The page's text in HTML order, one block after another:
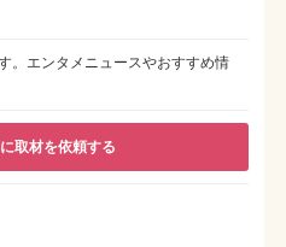
。エンタメニュースやおすすめ情
取材を依頼する